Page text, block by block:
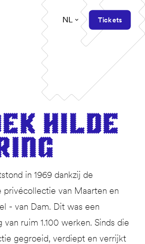
Bommel van Dam
NL Tickets
Hilde
in 1969 dankzij de
privécollectie van Maarten en
- van Dam. Dit was een
van ruim 1.100 werken. Sinds die
gegroeid, verdiept en verrijkt